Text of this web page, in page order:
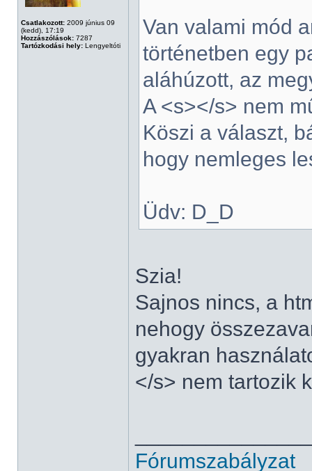
Csatlakozott: 2009 június 09
(kedd), 17:19
Hozzászólások: 7287
Tartózkodási hely: Lengyeltóti
Van valami mód
történetben egy
aláhúzott, az
A <s></s> nem
Köszi a választ,
hogy nemleges
Üdv: D_D
Szia!
Sajnos nincs, a
nehogy
gyakran
</s> nem tartozik
Fórumszabályzat